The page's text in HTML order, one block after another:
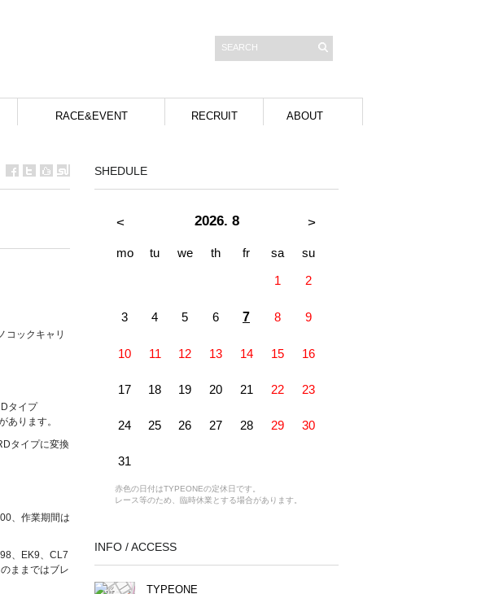
RACE&EVENT RECRUIT ABOUT
コックキャリ
タイプ
あります。
タイプに変換
、作業期間は
、EK9、CL7
ままではブレ
SHEDULE
2026. 8
< >
mo tu we th fr sa
su
1
2
3 4 5 6 7 8 9
10 11 12 13 14 15 16
17 18 19 20 21 22 23
24 25 26 27 28 29 30
31
赤色の日付はTYPEONEの定休日です。
レース等のため、臨時休業とする場合があります。
INFO / ACCESS
TYPEONE